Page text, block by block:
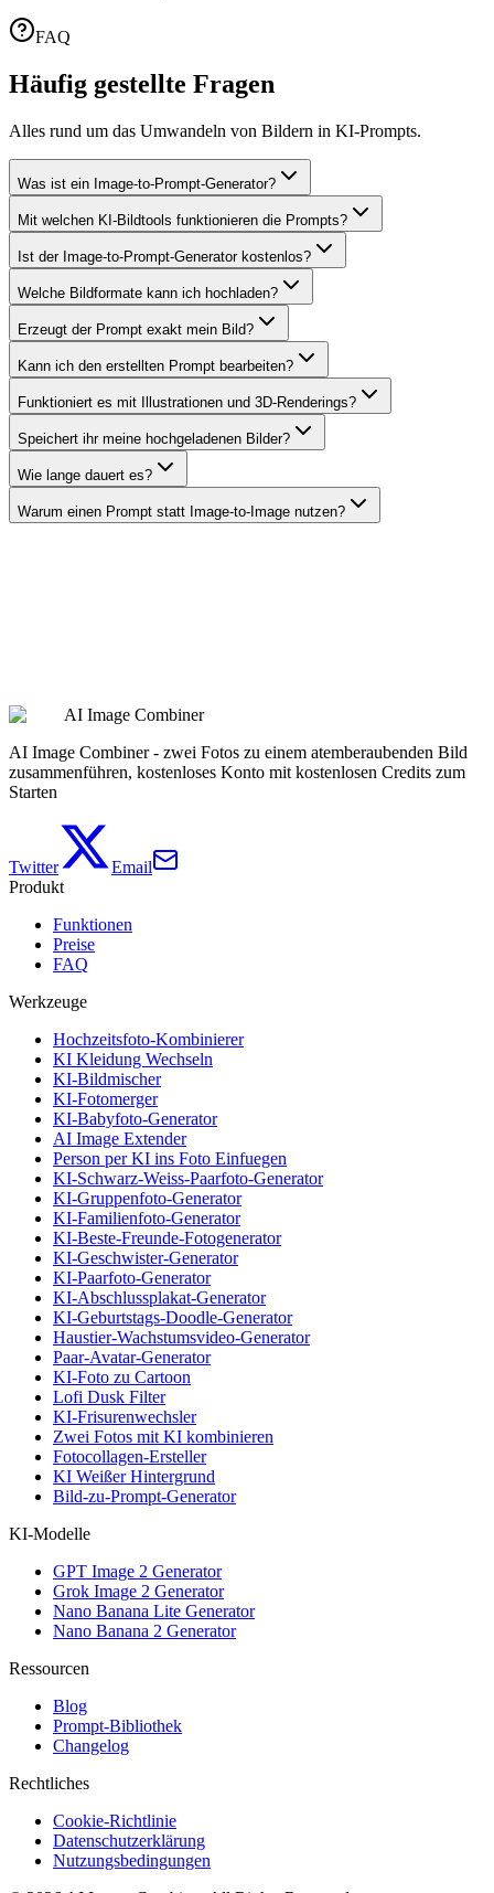
FAQ
Häufig gestellte Fragen
Alles rund um das Umwandeln von Bildern in KI-Prompts.
Was ist ein Image-to-Prompt-Generator?
Mit welchen KI-Bildtools funktionieren die Prompts?
Ist der Image-to-Prompt-Generator kostenlos?
Welche Bildformate kann ich hochladen?
Erzeugt der Prompt exakt mein Bild?
Kann ich den erstellten Prompt bearbeiten?
Funktioniert es mit Illustrationen und 3D-Renderings?
Speichert ihr meine hochgeladenen Bilder?
Wie lange dauert es?
Warum einen Prompt statt Image-to-Image nutzen?
Preise ansehenAI Image Combiner
AI Image Combiner - zwei Fotos zu einem atemberaubenden Bild
zusammenführen, kostenloses Konto mit kostenlosen Credits zum
Starten
Twitter
Email
Produkt
Funktionen
Preise
FAQ
Werkzeuge
Hochzeitsfoto-Kombinierer
KI Kleidung Wechseln
KI-Bildmischer
KI-Fotomerger
KI-Babyfoto-Generator
AI Image Extender
Person per KI ins Foto Einfuegen
KI-Schwarz-Weiss-Paarfoto-Generator
KI-Gruppenfoto-Generator
KI-Familienfoto-Generator
KI-Beste-Freunde-Fotogenerator
KI-Geschwister-Generator
KI-Paarfoto-Generator
KI-Abschlussplakat-Generator
KI-Geburtstags-Doodle-Generator
Haustier-Wachstumsvideo-Generator
Paar-Avatar-Generator
KI-Foto zu Cartoon
Lofi Dusk Filter
KI-Frisurenwechsler
Zwei Fotos mit KI kombinieren
Fotocollagen-Ersteller
KI Weißer Hintergrund
Bild-zu-Prompt-Generator
KI-Modelle
GPT Image 2 Generator
Grok Image 2 Generator
Nano Banana Lite Generator
Nano Banana 2 Generator
Ressourcen
Blog
Prompt-Bibliothek
Changelog
Rechtliches
Cookie-Richtlinie
Datenschutzerklärung
Nutzungsbedingungen